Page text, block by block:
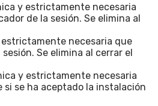
y estrictamente necesaria
de la sesión. Se elimina al
necesaria que
Se elimina al cerrar el
y estrictamente necesaria
si se ha aceptado la instalación